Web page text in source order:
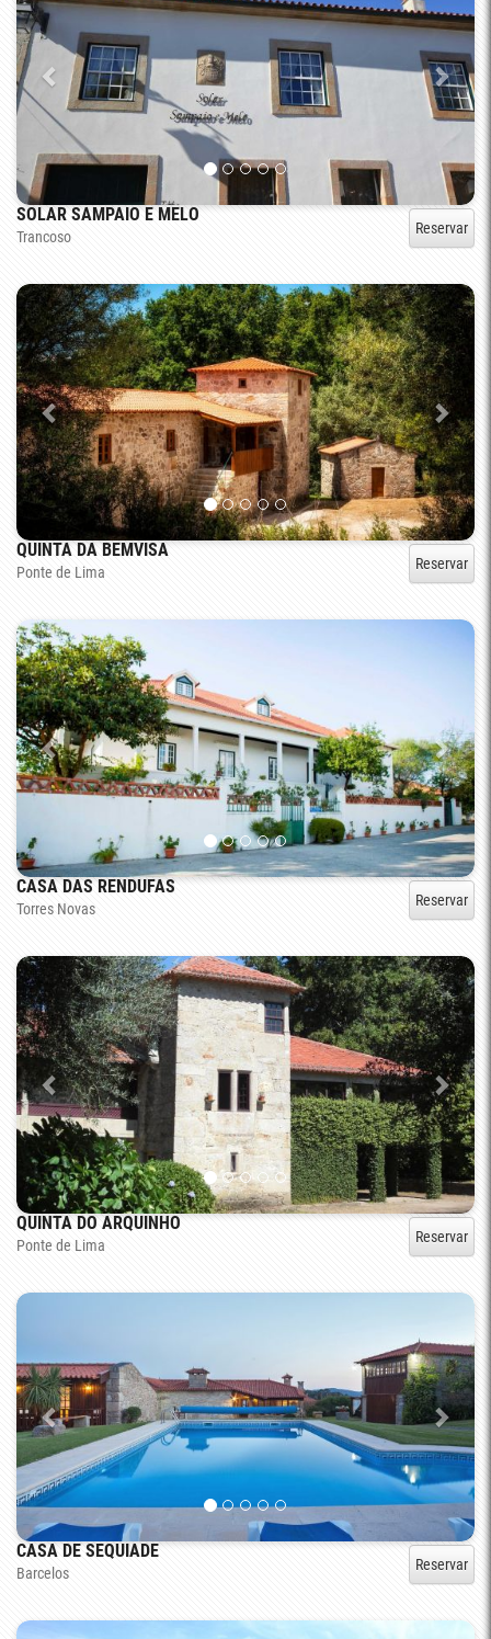
SOLAR SAMPAIO E MELO
Trancoso Reservar
QUINTA DA BEMVISA
Ponte de Lima Reservar
CASA DAS RENDUFAS
Torres Novas Reservar
QUINTA DO ARQUINHO
Ponte de Lima Reservar
CASA DE SEQUIADE
Barcelos Reservar